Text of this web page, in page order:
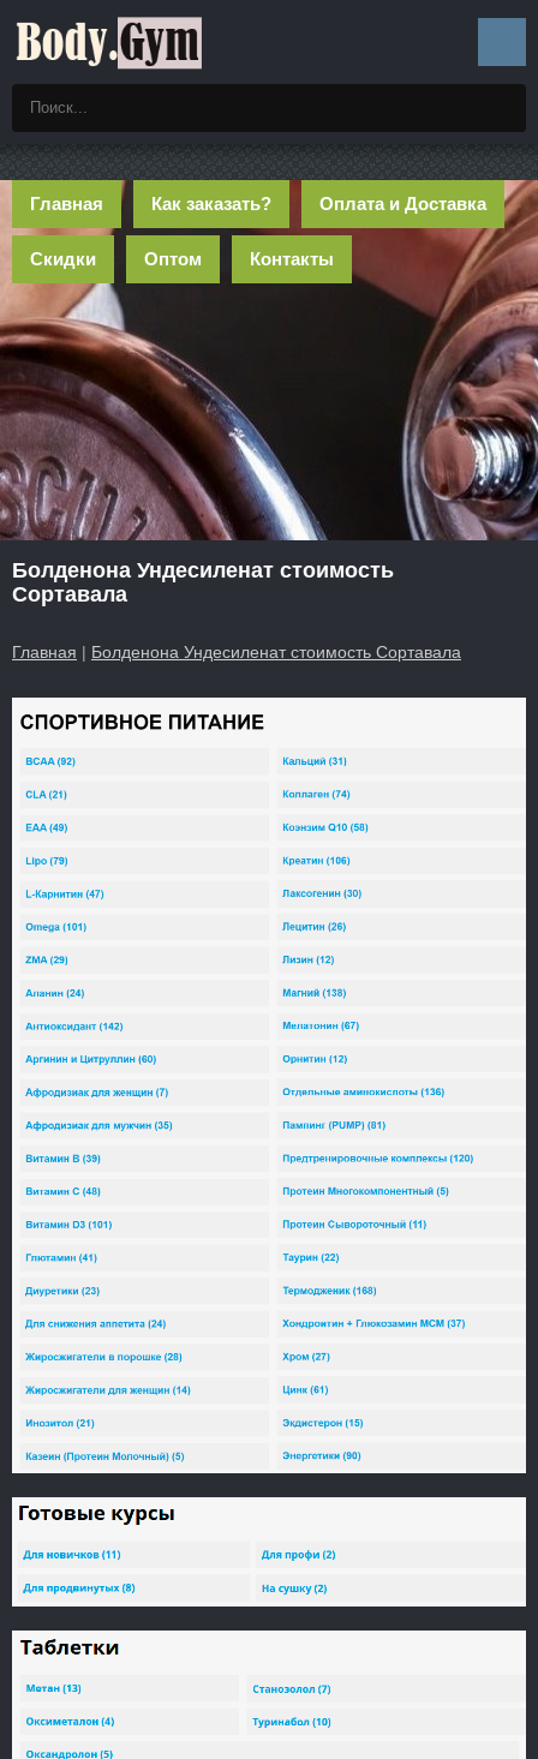
Главная Как заказать? Оплата и Доставка
Скидки Оптом Контакты
Болденона Ундесиленат стоимость
Сортавала
Главная | Болденона Ундесиленат стоимость Сортавала